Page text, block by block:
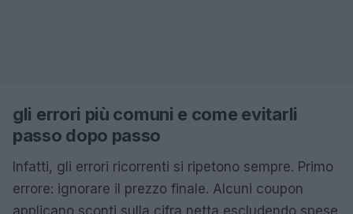
gli errori più comuni e come evitarli
passo dopo passo
Infatti, gli errori ricorrenti si ripetono sempre. Primo
errore: ignorare il prezzo finale. Alcuni coupon
applicano sconti sulla cifra netta escludendo spese